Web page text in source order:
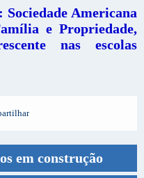
Americana
e Propriedade,
nas escolas
em construção